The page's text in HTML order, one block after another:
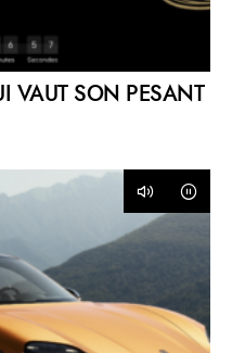
VAUT SON PESANT